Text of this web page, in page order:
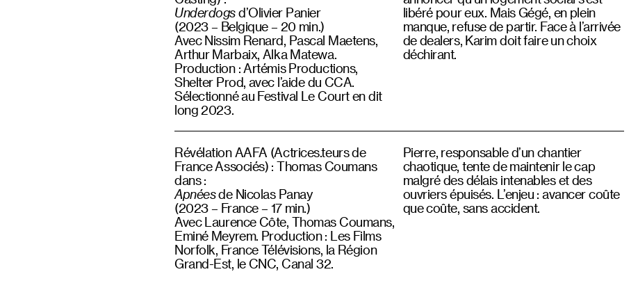
Underdogsd’Olivier Panier
(2023 – Belgique – 20 min.)
Avec Nissim Renard, Pascal Maetens,
Arthur Marbaix, Alka Matewa.
Production : Artémis Productions,
Shelter Prod, avec l’aide du CCA.
Sélectionné au Festival Le Court en dit
long 2023.
libéré pour eux. Mais Gégé, en plein
manque, refuse de partir. Face à l’arrivée
de dealers, Karim doit faire un choix
déchirant.
Révélation AAFA (Actrices.teurs de
France Associés) : Thomas Coumans
dans :
Apnéesde Nicolas Panay
(2023 – France – 17 min.)
Avec Laurence Côte, Thomas Coumans,
Eminé Meyrem. Production : Les Films
Norfolk, France Télévisions, la Région
Grand-Est, le CNC, Canal 32.
Pierre, responsable d’un chantier
chaotique, tente de maintenir le cap
malgré des délais intenables et des
ouvriers épuisés. L’enjeu : avancer coûte
que coûte, sans accident.